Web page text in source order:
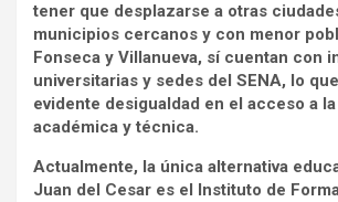
tener que desplazarse a otras
municipios cercanos y con menor
Fonseca y Villanueva, sí cuentan con
universitarias y sedes del SENA, lo
evidente desigualdad en el acceso a
académica y técnica.
Actualmente, la única alternativa
Juan del Cesar es el Instituto de